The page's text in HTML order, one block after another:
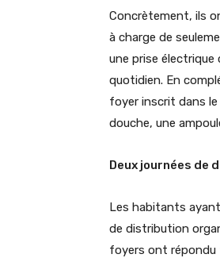
Concrètement, ils
à charge de
une prise
quotidien. En
foyer inscrit dans
douche, une
Deux journées de
Les habitants
de distribution
foyers ont répondu